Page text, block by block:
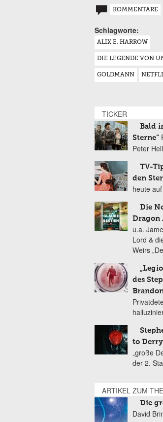
KOMMENTARE
Schlagworte:
ALIX E. HARROW
DIE LEGENDE VON
GOLDMANN
TICKER
Bald
Sterne“
Peter
TV-
den
heute
Die
Dragon
u.a.
Lord &
Weirs
des
to
„große
der 2.
ARTIKEL ZUM
Die
David